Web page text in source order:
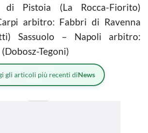
Pistoia (La Rocca-Fiorito)
arbitro: Fabbri di Ravenna
Sassuolo – Napoli arbitro:
Tegoni)
gli articoli più recenti diNews